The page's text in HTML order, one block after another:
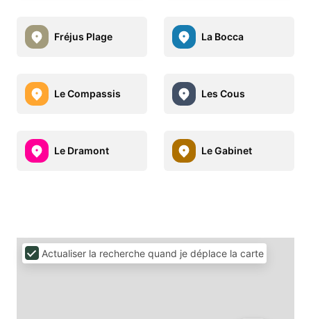
Fréjus Plage La Bocca
Le Compassis Les Cous
Le Dramont Le Gabinet
Actualiser la recherche quand je déplace la carte